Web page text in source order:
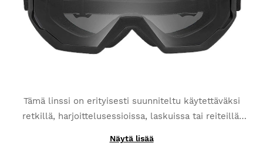
Tämä linssi on erityisesti suunniteltu käytettäväksi
retkillä, harjoittelusessioissa, laskuissa tai reiteillä,
ongelmaksi. Unohda häiritsevät aurinko, pilvet ja
Siroko G1 -laskettelulaseillesi suunniteltu
Näytä lisää